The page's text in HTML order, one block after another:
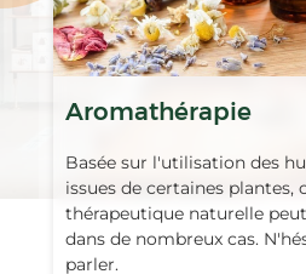
Aromathérapie
Basée sur l'utilisation des
issues de certaines plantes,
thérapeutique naturelle
dans de nombreux cas.
parler.